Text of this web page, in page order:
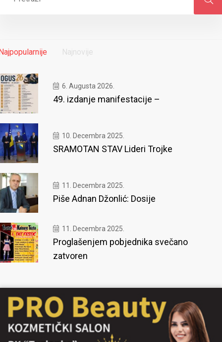
Najnovije
6. Augusta 2026.
49. izdanje manifestacije –
10. Decembra 2025.
SRAMOTAN STAV Lideri Trojke
11. Decembra 2025.
Piše Adnan Džonlić: Dosije
11. Decembra 2025.
Proglašenjem pobjednika svečano
zatvoren